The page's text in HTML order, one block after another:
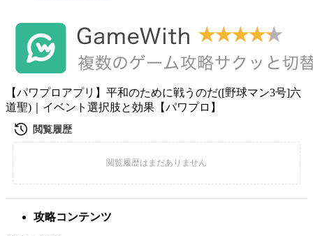
【パワプロアプリ】平和のために戦うのだ([野球マン3号]六
道聖)｜イベント選択肢と効果【パワプロ】
攻略コンテンツ